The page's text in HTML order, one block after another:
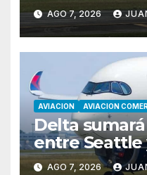
Asunción
AGO 7, 2026
AVIACION AVIACION
Delta
entre Seattle
desde marzo
AGO 7, 2026